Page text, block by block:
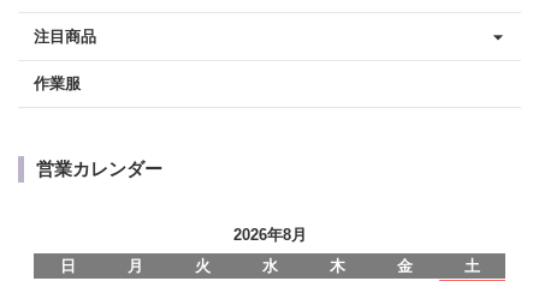
注目商品
作業服
営業カレンダー
2026年8月
日
月 火 水 木 金
土